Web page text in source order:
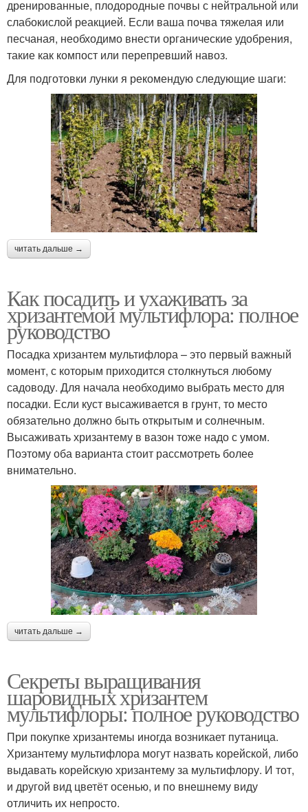
дренированные, плодородные почвы с нейтральной или
слабокислой реакцией. Если ваша почва тяжелая или
песчаная, необходимо внести органические удобрения,
такие как компост или перепревший навоз.
Для подготовки лунки я рекомендую следующие шаги:
читать дальше →
Как посадить и ухаживать за
хризантемой мультифлора: полное
руководство
Посадка хризантем мультифлора – это первый важный
момент, с которым приходится столкнуться любому
садоводу. Для начала необходимо выбрать место для
посадки. Если куст высаживается в грунт, то место
обязательно должно быть открытым и солнечным.
Высаживать хризантему в вазон тоже надо с умом.
Поэтому оба варианта стоит рассмотреть более
внимательно.
читать дальше →
Секреты выращивания
шаровидных хризантем
мультифлоры: полное руководство
При покупке хризантемы иногда возникает путаница.
Хризантему мультифлора могут назвать корейской, либо
выдавать корейскую хризантему за мультифлору. И тот,
и другой вид цветёт осенью, и по внешнему виду
отличить их непросто.